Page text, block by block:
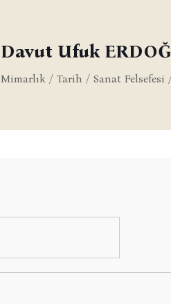
Davut Ufuk
Mimarlık / Tarih / Sanat Felsefesi